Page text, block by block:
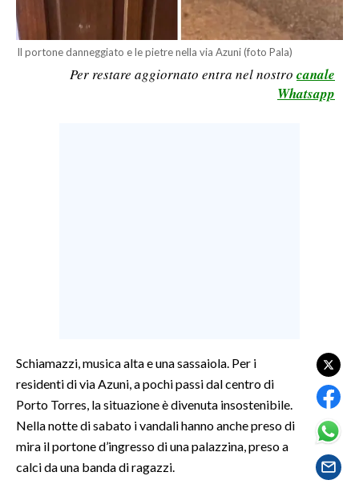
SPORT
SALUTE
SARDEGNA TURISMO
SARDI NEL MONDO
Il portone danneggiato e le pietre nella via Azuni (foto Pala)
Per restare aggiornato entra nel nostro canale
Whatsapp
Schiamazzi, musica alta e una sassaiola. Per i
residenti di via Azuni, a pochi passi dal centro di
Porto Torres, la situazione è divenuta insostenibile.
Nella notte di sabato i vandali hanno anche preso di
mira il portone d’ingresso di una palazzina, preso a
calci da una banda di ragazzi.